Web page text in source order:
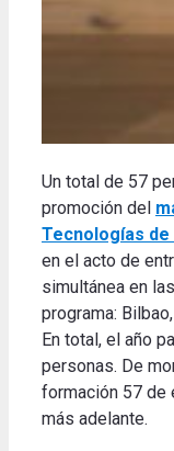
Un total de 57
promoción del
Tecnologías
en el acto de
simultánea en
programa:
En total, el año
personas. De
formación 57 de
más adelante.